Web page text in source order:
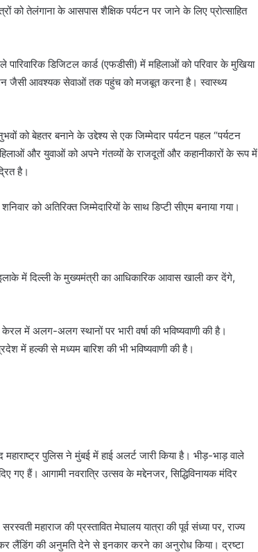
को तेलंगाना के आसपास शैक्षिक पर्यटन पर जाने के लिए प्रोत्साहित
डिजिटल कार्ड (एफडीसी) में महिलाओं को परिवार के मुखिया
जैसी आवश्यक सेवाओं तक पहुंच को मजबूत करना है। स्वास्थ्य
को बेहतर बनाने के उद्देश्य से एक जिम्मेदार पर्यटन पहल “पर्यटन
और युवाओं को अपने गंतव्यों के राजदूतों और कहानीकारों के रूप में
है।
को अतिरिक्त जिम्मेदारियों के साथ डिप्टी सीएम बनाया गया।
में दिल्ली के मुख्यमंत्री का आधिकारिक आवास खाली कर देंगे,
में अलग-अलग स्थानों पर भारी वर्षा की भविष्यवाणी की है।
में हल्की से मध्यम बारिश की भी भविष्यवाणी की है।
पुलिस ने मुंबई में हाई अलर्ट जारी किया है। भीड़-भाड़ वाले
गए हैं। आगामी नवरात्रि उत्सव के मद्देनजर, सिद्धिविनायक मंदिर
महाराज की प्रस्तावित मेघालय यात्रा की पूर्व संध्या पर, राज्य
लैंडिंग की अनुमति देने से इनकार करने का अनुरोध किया। द्रष्टा